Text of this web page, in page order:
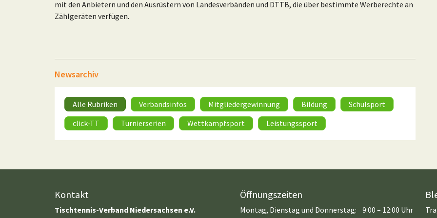
mit den Anbietern und den Ausrüstern von Landesverbänden und DTTB, die über bestimmte Werberechte an
Zählgeräten verfügen.
Newsarchiv
Alle Rubriken Verbandsinfos Mitgliedergewinnung Bildung
Schulsport
click-TT
Turnierserien Wettkampfsport Leistungssport
Kontakt
Tischtennis-Verband Niedersachsen e.V.
Öffnungszeiten
Montag, Dienstag und Donnerstag:
9:00 – 12:00 Uhr